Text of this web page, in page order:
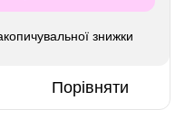
знижки
Порівняти